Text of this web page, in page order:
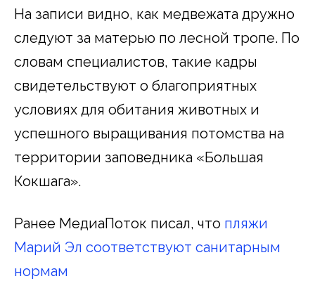
На записи видно, как медвежата дружно
следуют за матерью по лесной тропе. По
словам специалистов, такие кадры
свидетельствуют о благоприятных
условиях для обитания животных и
успешного выращивания потомства на
территории заповедника «Большая
Кокшага».
Ранее МедиаПоток писал, что пляжи
Марий Эл соответствуют санитарным
нормам